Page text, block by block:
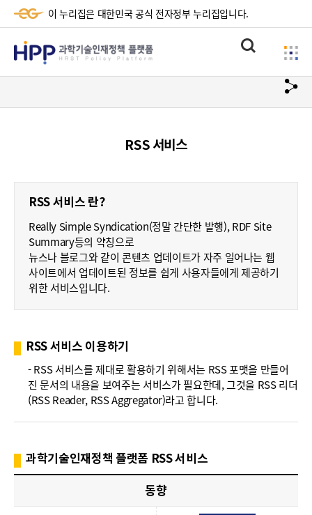
이 누리집은 대한민국 공식 전자정부 누리집입니다.
HPP
과
정
책
플
랫
폼
HRST
Policy
Platform
통
합
색
사
이
메
url
복
RSS 서비스
RSS 서비스 란?
Really Simple Syndication(정말 간단한 발행), RDF Site
Summary등의 약칭으로
뉴스나 블로그와 같이 콘텐츠 업데이트가 자주 일어나는 웹
사이트에서 업데이트된 정보를 쉽게 사용자들에게 제공하기
위한 서비스입니다.
RSS 서비스 이용하기
- RSS 서비스를 제대로 활용하기 위해서는 RSS 포맷을 만들어
진 문서의 내용을 보여주는 서비스가 필요한데, 그것을 RSS 리더
(RSS Reader, RSS Aggregator)라고 합니다.
과학기술인재정책 플랫폼 RSS 서비스
동향